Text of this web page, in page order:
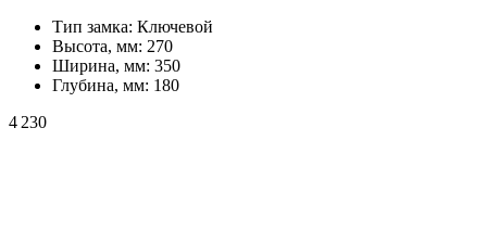
Тип замка: Ключевой
Высота, мм: 270
Ширина, мм: 350
Глубина, мм: 180
4 230